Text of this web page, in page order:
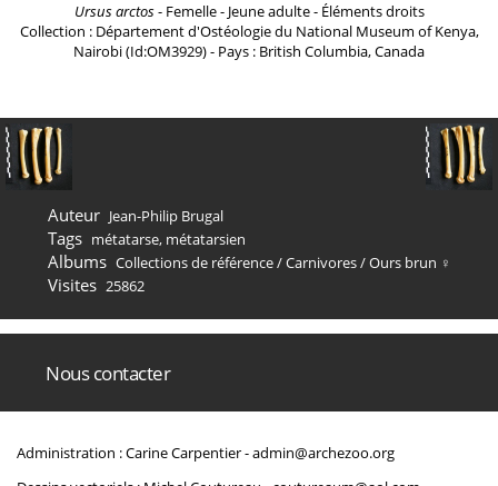
Ursus arctos- Femelle - Jeune adulte - Éléments droits
Collection : Département d'Ostéologie du National Museum of Kenya,
Nairobi (Id:OM3929) - Pays : British Columbia, Canada
Auteur Jean-Philip Brugal
Tags métatarse, métatarsien
Albums Collections de référence/Carnivores/Ours brun ♀
Visites 25862
Nous contacter
Administration : Carine Carpentier -admin@archezoo.org